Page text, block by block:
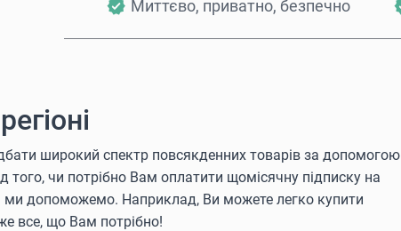
Миттєво, приватно, безпечно
широкий спектр повсякденних товарів за допомогою
чи потрібно Вам оплатити щомісячну підписку на
ми допоможемо. Наприклад, Ви можете легко купити
все, що Вам потрібно!